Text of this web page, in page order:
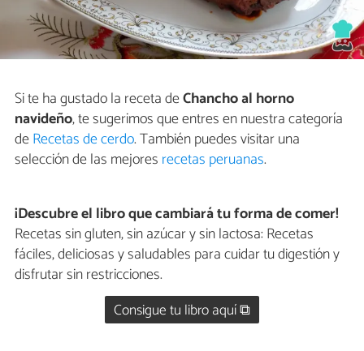
Si te ha gustado la receta deChancho al horno
navideño, te sugerimos que entres en nuestra categoría
deRecetas de cerdo. También puedes visitar una
selección de las mejores recetas peruanas.
¡Descubre el libro que cambiará tu forma de comer!
Recetas sin gluten, sin azúcar y sin lactosa: Recetas
fáciles, deliciosas y saludables para cuidar tu digestión y
disfrutar sin restricciones.
Consigue tu libro aquí ⧉